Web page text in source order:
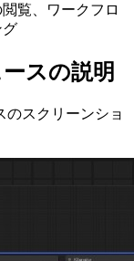
覧、ワークフロ
グ
スの説明
のスクリーンショ